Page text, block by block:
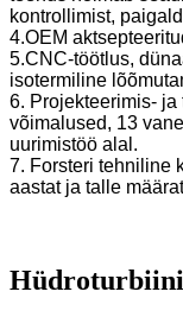
kontrollimist,
4.OEM
5.CNC-töötlus,
isotermiline
6. Projekteerimis-
võimalused, 13
uurimistöö alal.
7. Forsteri tehniline
aastat ja talle